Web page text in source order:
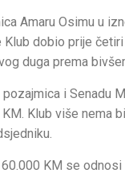
Amaru Osimu u
Klub dobio prije
duga prema
i Senadu
Klub više nema
KM se odnosi